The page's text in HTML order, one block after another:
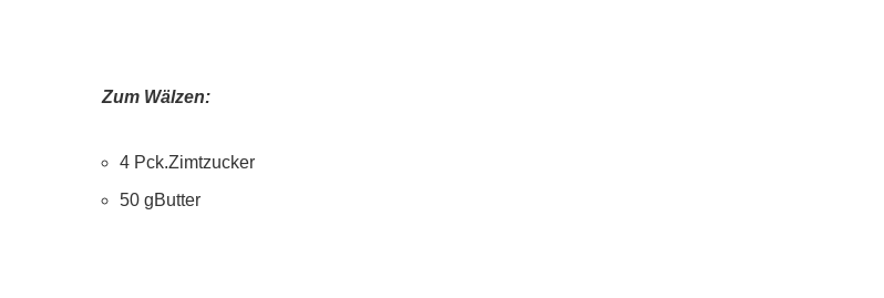
Zum Wälzen:
4 Pck.Zimtzucker
50 gButter